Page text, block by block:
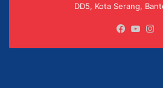
DD5, Kota Serang,